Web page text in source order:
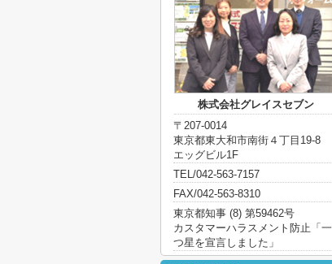
株式会社グレイスセブン
〒207-0014
東京都東大和市南街４丁目19-8
エッグビル1F
TEL/042-563-7157
FAX/042-563-8310
東京都知事 (8) 第59462号
カスタマーハラスメント防止「一
つ星を宣言しました」